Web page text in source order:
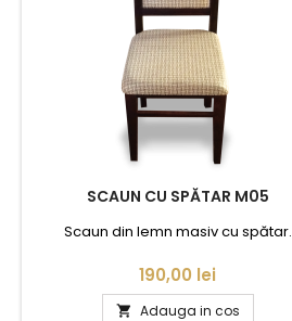
SCAUN CU SPĂTAR M05
Scaun din lemn masiv cu spătar.
Pret
190,00 lei
 Adauga in cos